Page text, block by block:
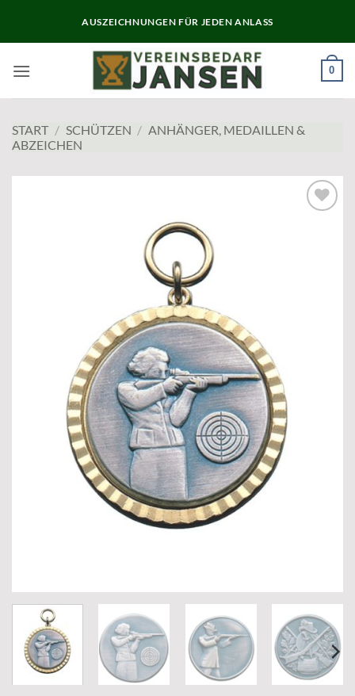
AUSZEICHNUNGEN FÜR JEDEN ANLASS
0
START / SCHÜTZEN / ANHÄNGER, MEDAILLEN &
ABZEICHEN